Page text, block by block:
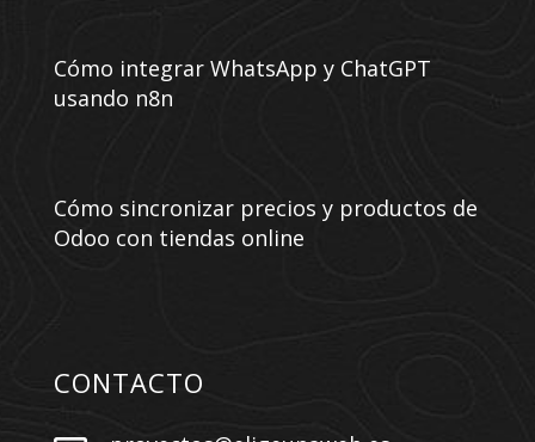
Cómo integrar WhatsApp y ChatGPT
usando n8n
Cómo sincronizar precios y productos de
Odoo con tiendas online
CONTACTO